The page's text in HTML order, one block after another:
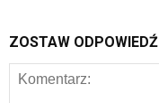
ZOSTAW ODPOWIEDŹ